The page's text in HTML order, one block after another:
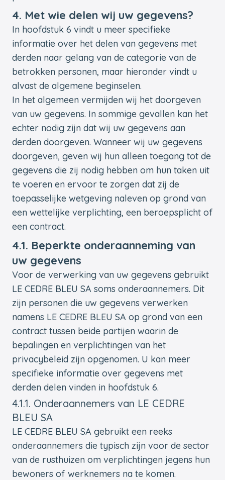
4. Met wie delen wij uw gegevens?
In hoofdstuk 6 vindt u meer specifieke
informatie over het delen van gegevens met
derden naar gelang van de categorie van de
betrokken personen, maar hieronder vindt u
alvast de algemene beginselen.
In het algemeen vermijden wij het doorgeven
van uw gegevens. In sommige gevallen kan het
echter nodig zijn dat wij uw gegevens aan
derden doorgeven. Wanneer wij uw gegevens
doorgeven, geven wij hun alleen toegang tot de
gegevens die zij nodig hebben om hun taken uit
te voeren en ervoor te zorgen dat zij de
toepasselijke wetgeving naleven op grond van
een wettelijke verplichting, een beroepsplicht of
een contract.
4.1. Beperkte onderaanneming van
uw gegevens
Voor de verwerking van uw gegevens gebruikt
LE CEDRE BLEU SA soms onderaannemers. Dit
zijn personen die uw gegevens verwerken
namens LE CEDRE BLEU SA op grond van een
contract tussen beide partijen waarin de
bepalingen en verplichtingen van het
privacybeleid zijn opgenomen. U kan meer
specifieke informatie over gegevens met
derden delen vinden in hoofdstuk 6.
4.1.1. Onderaannemers van LE CEDRE
BLEU SA
LE CEDRE BLEU SA gebruikt een reeks
onderaannemers die typisch zijn voor de sector
van de rusthuizen om verplichtingen jegens hun
bewoners of werknemers na te komen.